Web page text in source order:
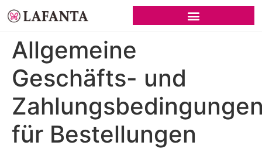
Allgemeine
Geschäfts- und
für Bestellungen